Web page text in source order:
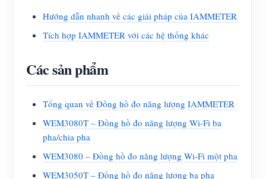
Hướng dẫn nhanh về các giải pháp của IAMMETER
Tích hợp IAMMETER với các hệ thống khác
Các sản phẩm
Tổng quan về Đồng hồ đo năng lượng IAMMETER
WEM3080T – Đồng hồ đo năng lượng Wi-Fi ba
pha/chia pha
WEM3080 – Đồng hồ đo năng lượng Wi-Fi một pha
WEM3050T – Đồng hồ đo năng lượng ba pha